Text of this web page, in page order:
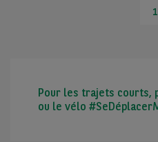
1
Pour les trajets courts,
ou le vélo